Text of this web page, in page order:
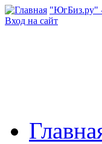
"ЮгБиз.ру"
Вход на сайт